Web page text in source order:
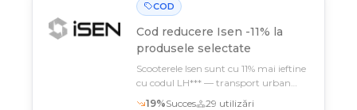
COD
Cod reducere Isen -11% la
produsele selectate
Scooterele Isen sunt cu 11% mai ieftine
cu codul LH*** — transport urban
smart la preț redus
19%Succes 29 utilizări